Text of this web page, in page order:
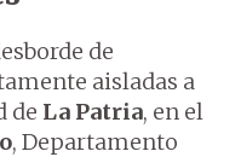
de
aisladas a
de La Patria, en el
, Departamento